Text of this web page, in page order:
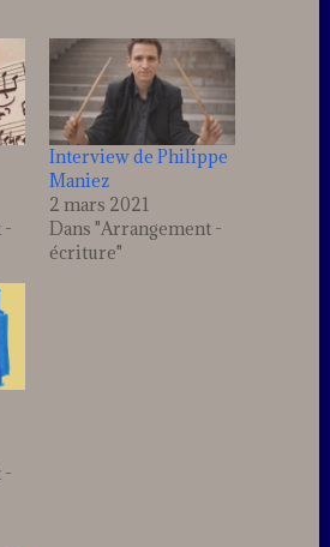
-
Interview de Philippe
Maniez
2 mars 2021
Dans "Arrangement -
écriture"
-